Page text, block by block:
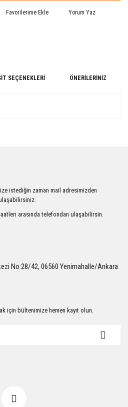
Yorum Yaz
SEÇENEKLERI ÖNERILERINIZ
bulunuyor.
pahalı.
Gönder
istediğin zaman mail adresimizden
arasında telefondan ulaşabilirsin.
No:28/42, 06560 Yenimahalle/Ankara
için bültenimize hemen kayıt olun.